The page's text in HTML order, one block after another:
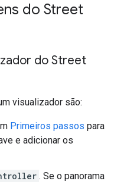
do Street
do Street
visualizador são:
Primeiros passos para
e adicionar os
. Se o panorama